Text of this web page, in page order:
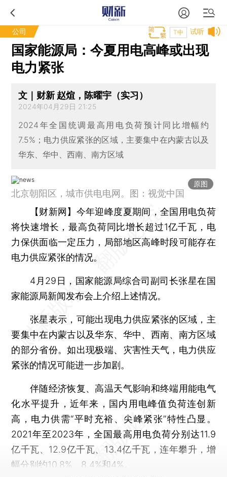
公司 试听
T中
国家能源局：今夏用电高峰或出现
电力紧张
文｜财新 赵煊，陈曜宇（实习）
2024年04月29日 21:25
2024年全国统调最高用电负荷预计同比增幅约
7.5%；电力供应紧张的区域，主要集中在内蒙古以及
华东、华中、西南、南方区域
原图
北京朝阳区，城市供电电网。图：视觉中国
【财新网】 今年迎峰度夏期间，全国用电负荷
将快速增长，最高负荷同比增长超过1亿千瓦，电
力保供面临一定压力，局部地区高峰时段可能存在
电力供应紧张的情况。
4月29日，国家能源局综合司副司长张星在国
家能源局新闻发布会上介绍上述情况。
张星表示，可能出现电力供应紧张的区域，主
要集中在内蒙古以及华东、华中、西南、南方区域
的部分省份。如出现极端、灾害性天气，电力供应
紧张的情况可能进一步加剧。
伴随经济恢复、高温天气影响和终端用能电气
化水平提升，近年来，国内用电峰值负荷连创新
高，电力供需“平时充裕、尖峰紧张”特性凸显。
2021年至2023年，全国最高用电负荷分别达11.9
亿千瓦、12.9亿千瓦、13.4亿千瓦，连年攀升，增
幅分别约10.8%、8.4%和4%。